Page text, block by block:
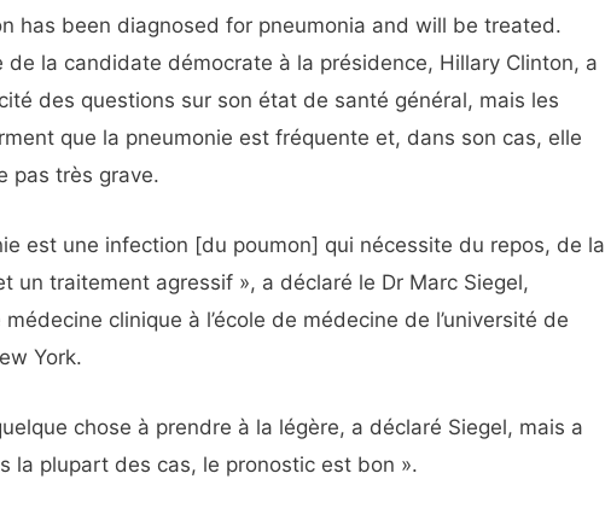
de la candidate démocrate à la présidence, Hillary Clinton, a
des questions sur son état de santé général, mais les
que la pneumonie est fréquente et, dans son cas, elle
pas très grave.
est une infection [du poumon] qui nécessite du repos, de la
un traitement agressif », a déclaré le Dr Marc Siegel,
clinique à l’école de médecine de l’université de
York.
chose à prendre à la légère, a déclaré Siegel, mais a
la plupart des cas, le pronostic est bon ».